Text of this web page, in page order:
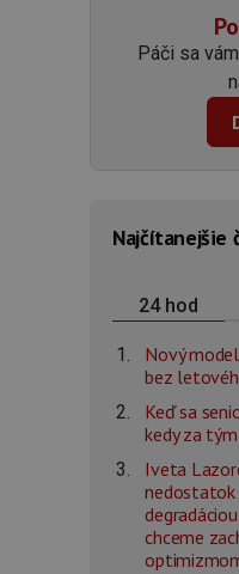
Páči sa
Najčítanejšie
24 hod
Nový
bez
Keď sa
kedy za
Iveta
nedostatok
chceme